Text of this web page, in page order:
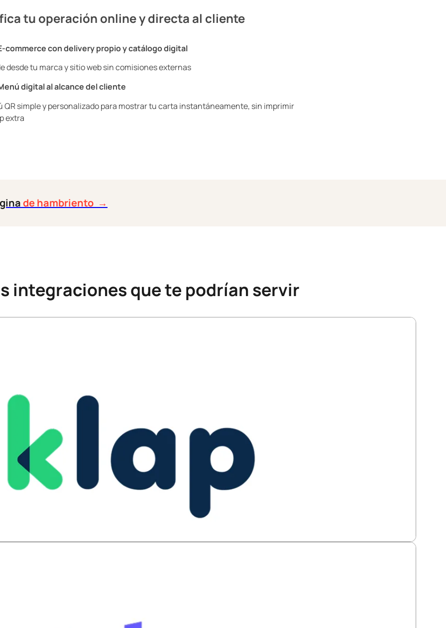
tu operación online y directa al cliente
commerce con delivery propio y catálogo digital
desde tu marca y sitio web sin comisiones externas
digital al alcance del cliente
QR simple y personalizado para mostrar tu carta instantáneamente, sin imprimir
extra
de hambriento →
integraciones que te podrían servir
no solo procesa pagos: emite boletas electrónicas, acepta tarjetas de alimentación, permite recargas y